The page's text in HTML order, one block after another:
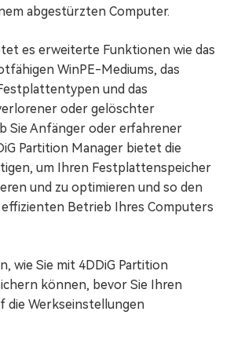
abgestürzten Computer.
es erweiterte Funktionen wie das
WinPE-Mediums, das
und das
oder gelöschter
Sie Anfänger oder erfahrener
Partition Manager bietet die
um Ihren Festplattenspeicher
und zu optimieren und so den
Betrieb Ihres Computers
wie Sie mit 4DDiG Partition
können, bevor Sie Ihren
die Werkseinstellungen